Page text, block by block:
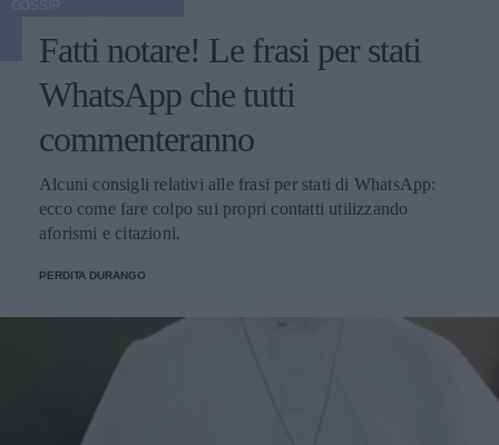
Fatti notare! Le frasi per stati
WhatsApp che tutti
commenteranno
Alcuni consigli relativi alle frasi per stati di WhatsApp:
ecco come fare colpo sui propri contatti utilizzando
aforismi e citazioni.
PERDITA DURANGO